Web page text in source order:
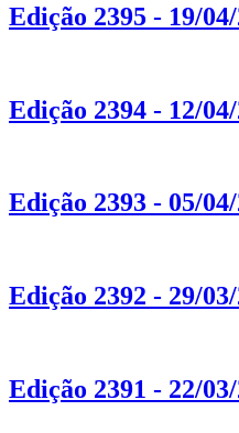
Edição 2395 - 19/
Edição 2394 - 12/
Edição 2393 - 05/
Edição 2392 - 29/
Edição 2391 - 22/